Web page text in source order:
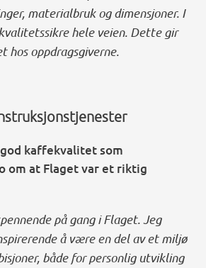
materialbruk og dimensjoner. I
hele veien. Dette gir
hos oppdragsgiverne.
kaffekvalitet som
om at Flaget var et riktig
på gang i Flaget. Jeg
å være en del av et miljø
både for personlig utvikling